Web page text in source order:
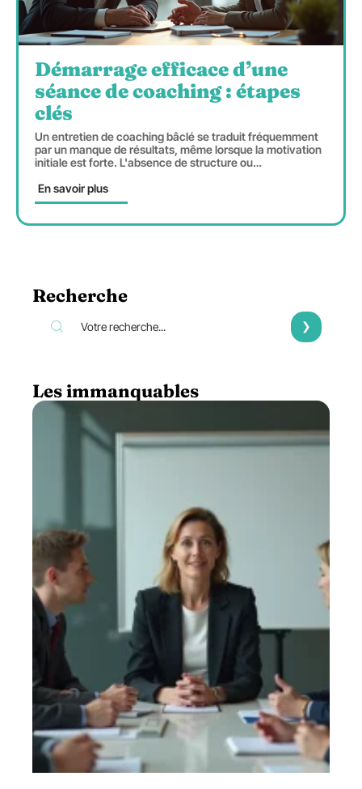
Démarrage efficace d’une
séance de coaching : étapes
clés
Un entretien de coaching bâclé se traduit fréquemment
par un manque de résultats, même lorsque la motivation
initiale est forte. L'absence de structure ou…
En savoir plus
Recherche
Les immanquables